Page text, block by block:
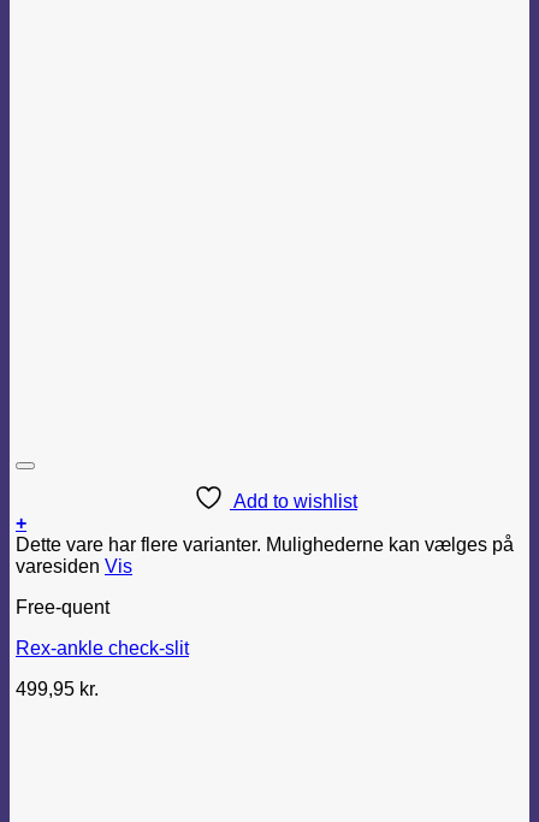
Add to wishlist
+
Dette vare har flere varianter. Mulighederne kan vælges på
varesiden Vis
Free-quent
Rex-ankle check-slit
499,95 kr.